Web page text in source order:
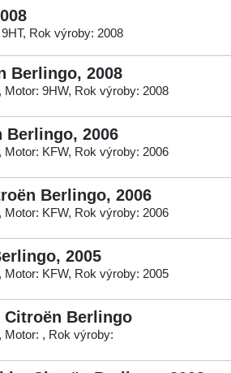
Rok výroby: 2008
Berlingo, 2008
9HW, Rok výroby: 2008
Berlingo, 2006
KFW, Rok výroby: 2006
Berlingo, 2006
KFW, Rok výroby: 2006
2005
KFW, Rok výroby: 2005
Berlingo
Motor: , Rok výroby: